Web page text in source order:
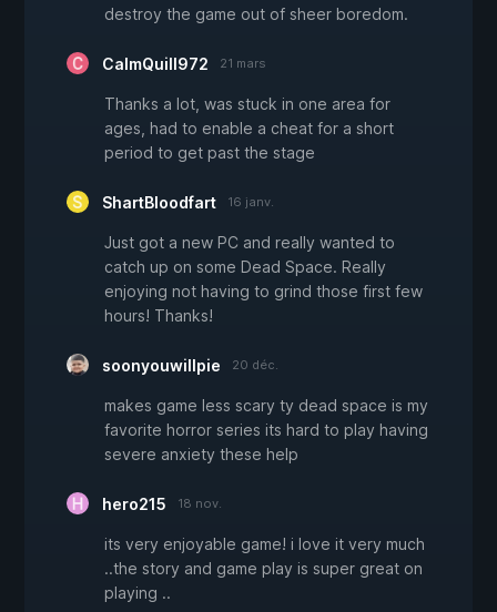
destroy the game out of sheer boredom.
CalmQuill972 21 mars
Thanks a lot, was stuck in one area for
ages, had to enable a cheat for a short
period to get past the stage
ShartBloodfart 16 janv.
Just got a new PC and really wanted to
catch up on some Dead Space. Really
enjoying not having to grind those first few
hours! Thanks!
soonyouwillpie 20 déc.
makes game less scary ty dead space is my
favorite horror series its hard to play having
severe anxiety these help
hero215 18 nov.
its very enjoyable game! i love it very much
..the story and game play is super great on
playing ..